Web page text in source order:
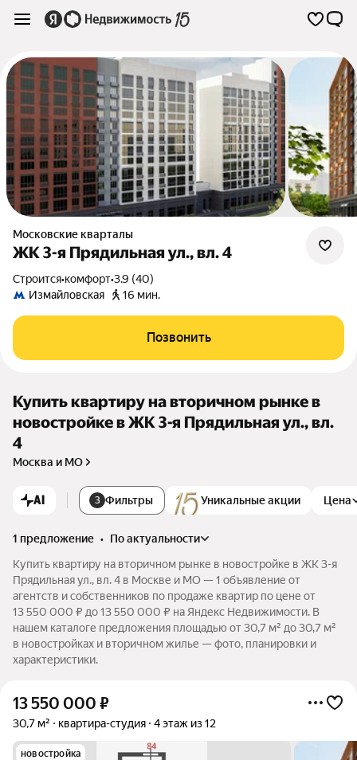
Московские кварталы
ЖК 3-я Прядильная ул., вл. 4
Строится•комфорт•3.9 (40)
Измайловская
16 мин.
Позвонить
Купить квартиру на вторичном рынке в
новостройке в ЖК 3-я Прядильная ул., вл.
4
Москва и МО
AI 3 Фильтры Уникальные акции Цена
1 предложение •
по актуальности
Купить квартиру на вторичном рынке в новостройке в ЖК 3-я
Прядильная ул., вл. 4 в Москве и МО — 1 объявление от
агентств и собственников по продаже квартир по цене от
13 550 000 ₽ до 13 550 000 ₽ на Яндекс Недвижимости. В
нашем каталоге предложения площадью от 30,7 м² до 30,7 м²
в новостройках и вторичном жилье — фото, планировки и
характеристики.
13 550 000 ₽
30,7 м² квартира-студия 4 этаж из 12
новостройка